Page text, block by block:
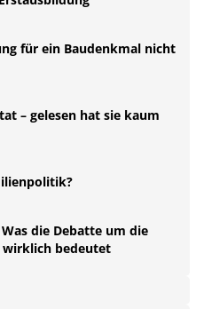
für ein Baudenkmal nicht
– gelesen hat sie kaum
die Debatte um die
bedeutet